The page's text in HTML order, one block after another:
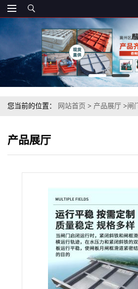
您当前的位置： 网站首页 > 产品展厅 >闸门
产品展厅